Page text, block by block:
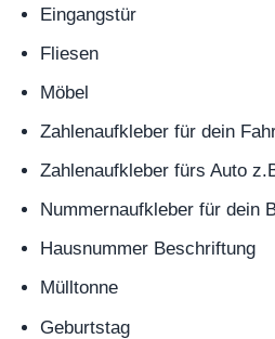
Eingangstür
Fliesen
Möbel
Zahlenaufkleber für dein
Zahlenaufkleber fürs Auto
Nummernaufkleber für dein
Hausnummer Beschriftung
Mülltonne
Geburtstag